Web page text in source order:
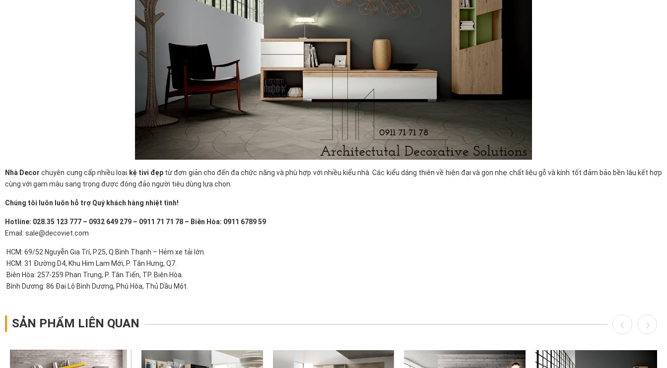
Nhà Decor chuyên cung cấp nhiều loại kệ tivi đẹptừ đơn giản cho đến đa chức năng và phù hợp với nhiều kiểu nhà. Các kiểu dáng thiên về hiện đại và gọn nhẹ chất liệu gỗ và kính tốt đảm bảo bền lâu kết hợp
cùng với gam màu sang trọng được đông đảo người tiêu dùng lựa chọn.
Chúng tôi luôn luôn hỗ trợ Quý khách hàng nhiệt tình!
Hotline: 028.35 123 777 – 0932 649 279 – 0911 71 71 78 – Biên Hòa: 0911 6789 59
Email: sale@decoviet.com
HCM: 69/52 Nguyễn Gia Trí, P.25, Q.Bình Thạnh – Hẻm xe tải lớn.
HCM: 31 Đường D4, Khu Him Lam Mới, P. Tân Hưng, Q7.
Biên Hòa: 257-259 Phan Trung, P. Tân Tiến, TP. Biên Hòa.
Bình Dương: 86 Đại Lộ Bình Dương, Phú Hòa, Thủ Dầu Một.
SẢN PHẨM LIÊN QUAN